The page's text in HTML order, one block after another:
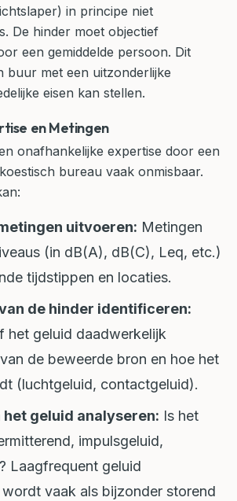
in principe niet
De hinder moet objectief
een gemiddelde persoon. Dit
buur met een uitzonderlijke
eisen kan stellen.
en Metingen
onafhankelijke expertise door een
bureau vaak onmisbaar.
uitvoeren: Metingen
(in dB(A), dB(C), Leq, etc.)
tijdstippen en locaties.
de hinder identificeren:
het geluid daadwerkelijk
de beweerde bron en hoe het
(luchtgeluid, contactgeluid).
het geluid analyseren: Is het
impulsgeluid,
Laagfrequent geluid
vaak als bijzonder storend